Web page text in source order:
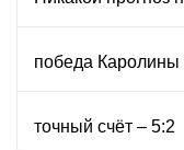
победа
точный счёт – 5:2